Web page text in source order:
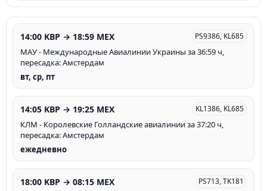
14:00 KBP → 18:59 MEX PS9386, KL685
МАУ - Международные Авиалинии Украины за 36:59 ч,
пересадка: Амстердам
вт, ср, пт
14:05 KBP → 19:25 MEX KL1386, KL685
КЛМ - Королевские Голландские авиалинии за 37:20 ч,
пересадка: Амстердам
ежедневно
18:00 KBP → 08:15 MEX PS713, TK181